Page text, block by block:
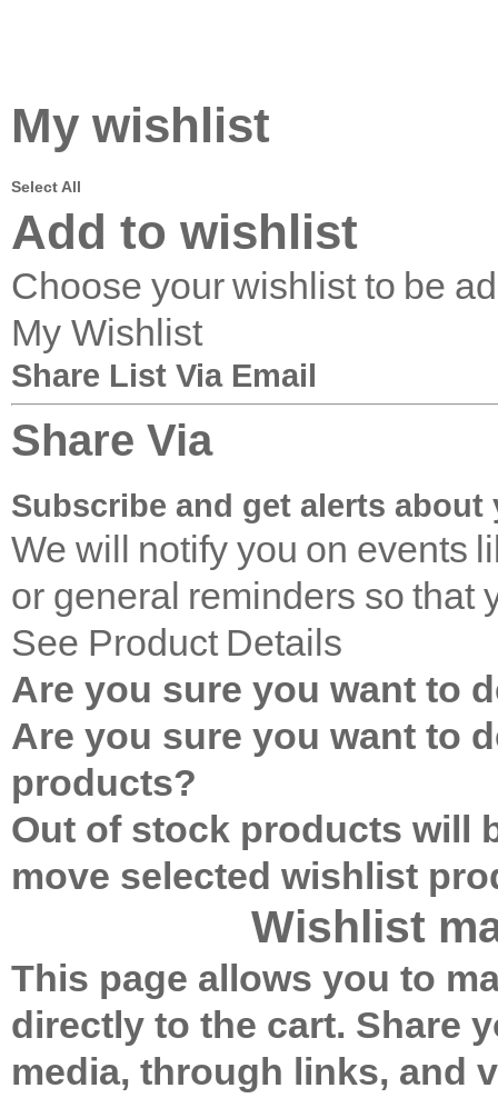
My wishlist
Select All
Add to wishlist
Choose your wishlist to be
My Wishlist
Share List Via Email
Share Via
Subscribe and get alerts
We will notify you on events
or general reminders so that
See Product Details
Are you sure you want to
Are you sure you want to
products?
Out of stock products will
move selected wishlist
Wishlist
This page allows you to
directly to the cart. Share
media, through links, and